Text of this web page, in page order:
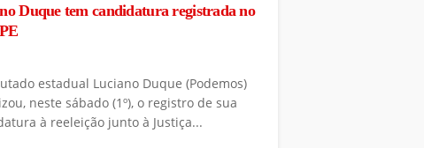
Duque tem candidatura registrada no
estadual Luciano Duque (Podemos)
neste sábado (1º), o registro de sua
à reeleição junto à Justiça...